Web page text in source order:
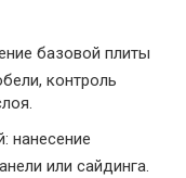
базовой плиты
контроль
нанесение
или сайдинга.